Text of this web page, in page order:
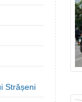
Strășeni